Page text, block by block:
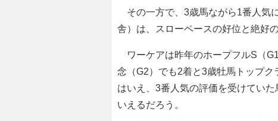
その一方で、3歳馬ながら1番人気
舎）は、スローペースの好位と絶好
ワーケアは昨年のホープフルS（
念（G2）でも2着と3歳牡馬トップ
はいえ、3番人気の評価を受けてい
いえるだろう。